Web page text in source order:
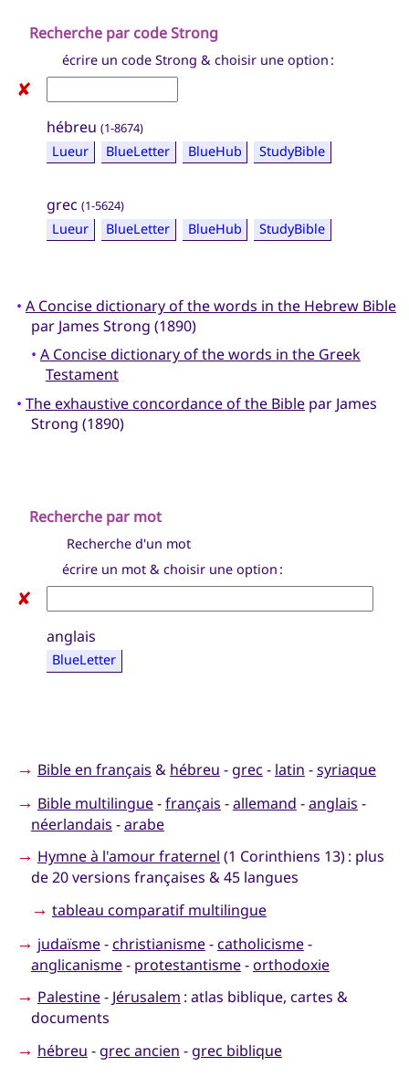
Recherche par code Strong
écrire un code Strong & choisir une option :
✘
hébreu(1-8674)
Lueur BlueLetter BlueHub StudyBible
grec(1-5624)
Lueur BlueLetter BlueHub StudyBible
• A Concise dictionary of the words in the Hebrew Bible
par James Strong (1890)
• A Concise dictionary of the words in the Greek
Testament
• The exhaustive concordance of the Biblepar James
Strong (1890)
Recherche par mot
Recherche d'un mot
écrire un mot & choisir une option :
✘
anglais
BlueLetter
→ Bible en français & hébreu - grec - latin -syriaque
→ Bible multilingue-français -allemand -anglais -
néerlandais -arabe
→ Hymne à l'amour fraternel (1 Corinthiens 13) : plus
de 20 versions françaises & 45 langues
→ tableau comparatif multilingue
→ judaïsme-christianisme-catholicisme-
anglicanisme- protestantisme-orthodoxie
→ Palestine- Jérusalem : atlas biblique, cartes &
documents
→ hébreu - grec ancien - grec biblique